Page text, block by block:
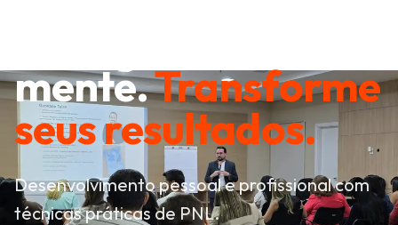
mente.Transforme
seus resultados.
Desenvolvimento pessoal e profissional com
técnicas práticas de PNL.